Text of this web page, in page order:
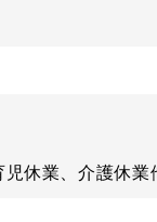
休業、介護休業